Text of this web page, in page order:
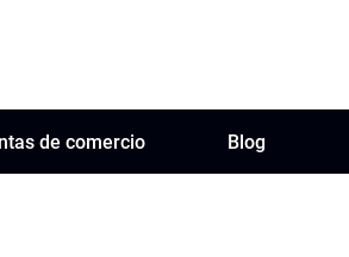
de comercio Blog